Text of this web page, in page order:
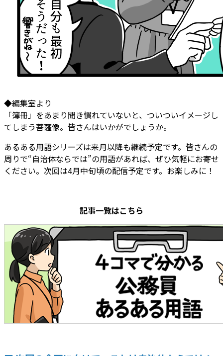
◆編集室より
「簿冊」をあまり聞き慣れていないと、ついついイメージし
てしまう菩薩像。皆さんはいかがでしょうか。
あるある用語シリーズは来月以降も継続予定です。皆さんの
周りで“自治体ならでは”の用語があれば、ぜひ気軽にお寄せ
ください。次回は4月中旬頃の配信予定です。お楽しみに！
記事一覧はこちら